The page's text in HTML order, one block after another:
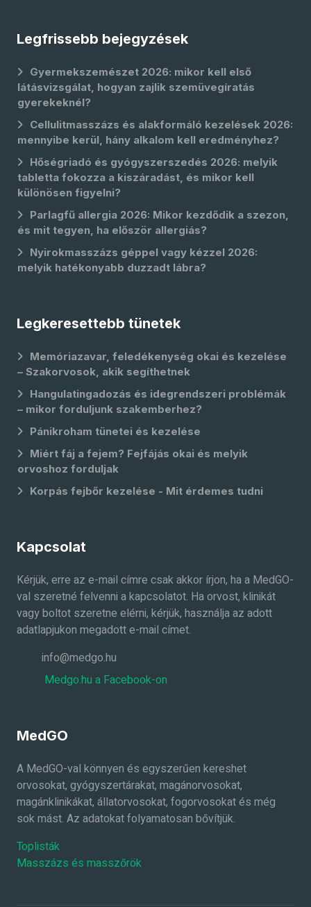
Legfrissebb bejegyzések
Gyermekszemészet 2026: mikor kell első
látásvizsgálat, hogyan zajlik szemüvegíratás
gyerekeknél?
Cellulitmasszázs és alakformáló kezelések 2026:
mennyibe kerül, hány alkalom kell eredményhez?
Hőségriadó és gyógyszerszedés 2026: melyik
tabletta fokozza a kiszáradást, és mikor kell
különösen figyelni?
Parlagfű allergia 2026: Mikor kezdődik a szezon,
és mit tegyen, ha először allergiás?
Nyirokmasszázs géppel vagy kézzel 2026:
melyik hatékonyabb duzzadt lábra?
Legkeresettebb tünetek
Memóriazavar, feledékenység okai és kezelése
– Szakorvosok, akik segíthetnek
Hangulatingadozás és idegrendszeri problémák
– mikor forduljunk szakemberhez?
Pánikroham tünetei és kezelése
Miért fáj a fejem? Fejfájás okai és melyik
orvoshoz forduljak
Korpás fejbőr kezelése - Mit érdemes tudni
Kapcsolat
Kérjük, erre az e-mail címre csak akkor írjon, ha a MedGO-
val szeretné felvenni a kapcsolatot. Ha orvost, klinikát
vagy boltot szeretne elérni, kérjük, használja az adott
adatlapjukon megadott e-mail címet.
info@medgo.hu
Medgo.hu a Facebook-on
MedGO
A MedGO-val könnyen és egyszerűen kereshet
orvosokat, gyógyszertárakat, magánorvosokat,
magánklinikákat, állatorvosokat, fogorvosokat és még
sok mást. Az adatokat folyamatosan bővítjük.
Toplisták
Masszázs és masszőrök